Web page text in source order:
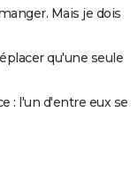
Mais je dois
qu'une seule
: l'un d'entre eux se